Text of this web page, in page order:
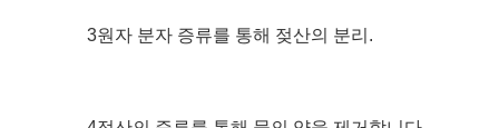
3원자 분자 증류를 통해 젖산의 분리.